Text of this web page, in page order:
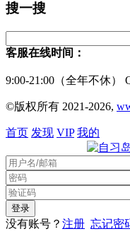
搜一搜
客服在线时间：
9:00-21:00（全年不休）
©版权所有 2021-2026,
首页 发现 VIP 我的
没有账号？ 注册 忘记密